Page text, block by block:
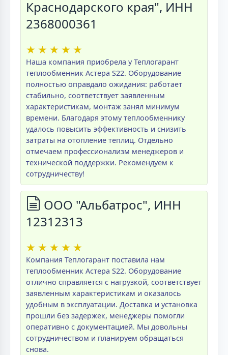
Краснодарского края", ИНН
2368000361
★ ★ ★ ★ ★
Наша компания приобрела у Теплогарант
теплообменник Астера S22. Оборудование
полностью оправдало ожидания: работает
стабильно, соответствует заявленным
характеристикам, монтаж занял минимум
времени. Благодаря этому теплообменнику
удалось повысить эффективность и снизить
затраты на отопление теплиц. Отдельно
отмечаем профессионализм менеджеров и
технической поддержки. Рекомендуем к
сотрудничеству!
ООО "Альбатрос", ИНН
12312313
★ ★ ★ ★ ★
Компания Теплогарант поставила нам
теплообменник Астера S22. Оборудование
отлично справляется с нагрузкой, соответствует
заявленным характеристикам и оказалось
удобным в эксплуатации. Доставка и установка
прошли без задержек, менеджеры помогли
оперативно с документацией. Мы довольны
сотрудничеством и планируем обращаться
снова.